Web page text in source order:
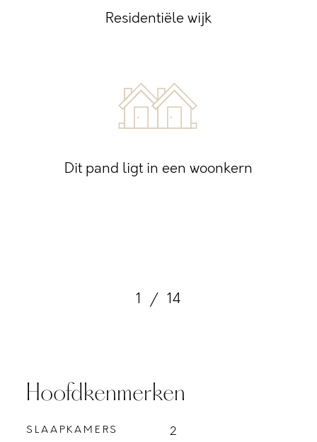
Residentiële wijk
Dit pand ligt in een woonkern
1 / 14
Hoofdkenmerken
SLAAPKAMERS 2